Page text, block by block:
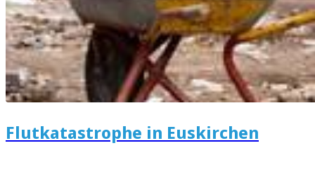
Flutkatastrophe in Euskirchen